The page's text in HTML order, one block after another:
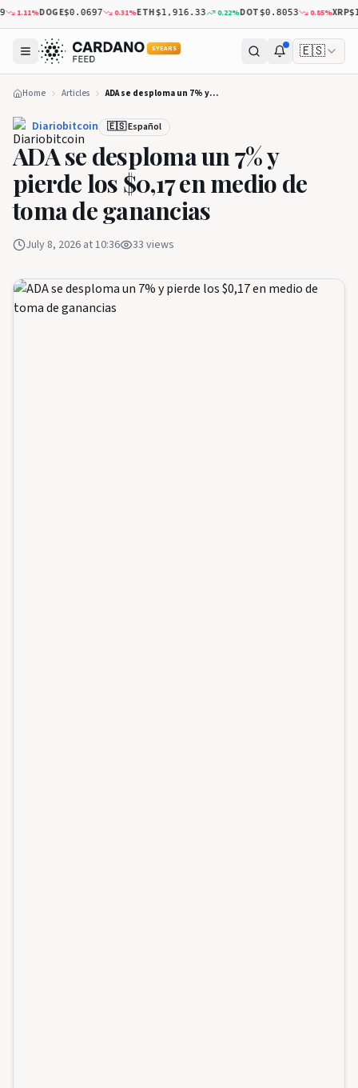
%DOGE$0.0697 0.31%ETH$1,916.33 0.22%DOT$0.8053 0.85%XRP$1.03
5 YEARS 🇪🇸
Home Articles ADA se desploma un 7% y pierde los $0,17 en medio de toma de ganancias
Diariobitcoin 🇪🇸 Español
ADA se desploma un 7% y
pierde los $0,17 en medio de
toma de ganancias
July 8, 2026 at 10:36 33 views